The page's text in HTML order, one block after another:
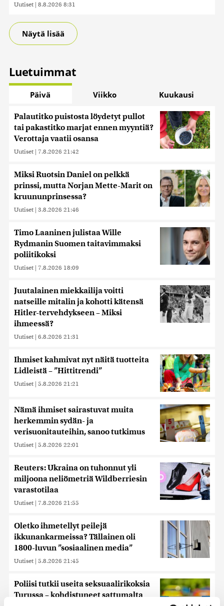
Uutiset | 8.8.2026 8:31
Näytä lisää
Luetuimmat
Päivä Viikko Kuukausi
Palautitko puistosta löydetyt pullot
tai pakastitko marjat ennen myyntiä?
Verottaja vaatii osansa
Uutiset | 7.8.2026 21:42
Miksi Ruotsin Daniel on pelkkä
prinssi, mutta Norjan Mette-Marit on
kruununprinsessa?
Uutiset | 3.8.2026 21:46
Timo Laaninen julistaa Wille
Rydmanin Suomen taitavimmaksi
poliitikoksi
Uutiset | 7.8.2026 18:09
Juutalainen miekkailija voitti
natseille mitalin ja kohotti kätensä
Hitler-tervehdykseen – Miksi
ihmeessä?
Uutiset | 6.8.2026 21:31
Ihmiset kahmivat nyt näitä tuotteita
Lidleistä – ”Hittitrendi”
Uutiset | 5.8.2026 21:21
Nämä ihmiset sairastuvat muita
herkemmin sydän- ja
verisuonitauteihin, sanoo tutkimus
Uutiset | 5.8.2026 22:01
Reuters: Ukraina on tuhonnut yli
miljoona neliömetriä Wildberriesin
varastotilaa
Uutiset | 7.8.2026 21:55
Oletko ihmetellyt peilejä
ikkunankarmeissa? Tällainen oli
1800-luvun ”sosiaalinen media”
Uutiset | 5.8.2026 21:45
Poliisi tutkii useita seksuaalirikoksia
Turussa – kohdistuneet sattumalta